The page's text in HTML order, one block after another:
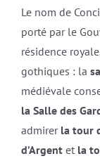
Le nom de
porté par le
résidence
gothiques : la
médiévale
la Salle des
admirer la tour
d’Argentet la